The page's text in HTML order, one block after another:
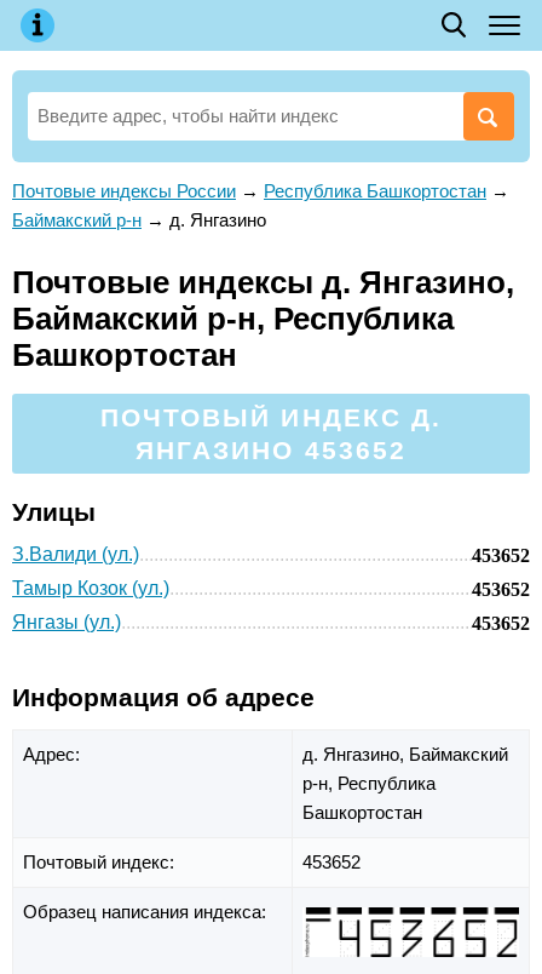
Почтовые индексы России → Республика Башкортостан →
Баймакский р-н → д. Янгазино
Почтовые индексы д. Янгазино,
Баймакский р-н, Республика
Башкортостан
ПОЧТОВЫЙ ИНДЕКС Д.
ЯНГАЗИНО 453652
Улицы
З.Валиди (ул.)
453652
Тамыр Козок (ул.)
453652
Янгазы (ул.)
453652
Информация об адресе
Адрес: д. Янгазино, Баймакский
р-н, Республика
Башкортостан
Почтовый индекс: 453652
Образец написания индекса: